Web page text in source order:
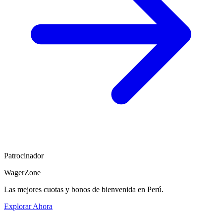
Patrocinador
WagerZone
Las mejores cuotas y bonos de bienvenida en Perú.
Explorar Ahora